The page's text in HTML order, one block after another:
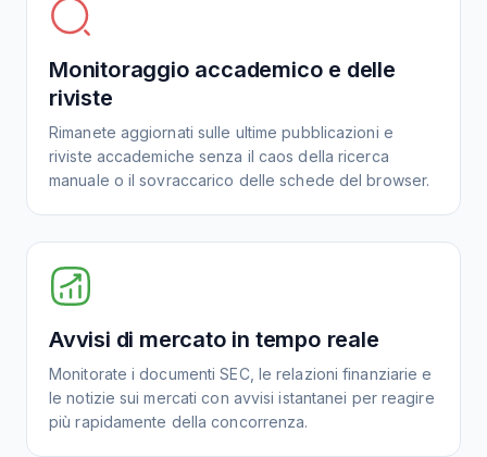
Monitoraggio accademico e delle
riviste
Rimanete aggiornati sulle ultime pubblicazioni e
riviste accademiche senza il caos della ricerca
manuale o il sovraccarico delle schede del browser.
Avvisi di mercato in tempo reale
Monitorate i documenti SEC, le relazioni finanziarie e
le notizie sui mercati con avvisi istantanei per reagire
più rapidamente della concorrenza.